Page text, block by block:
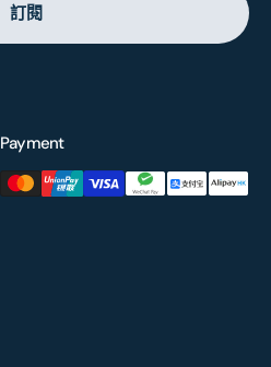
訂閱
Payment